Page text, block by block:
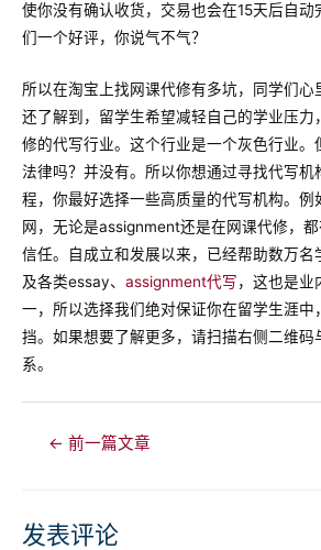
使你没有确认收货，交易也会在15天后自动
们一个好评，你说气不气？
所以在淘宝上找网课代修有多坑，同学们心
还了解到，留学生希望减轻自己的学业压力
修的代写行业。这个行业是一个灰色行业。
法律吗？并没有。所以你想通过寻找代写机
程，你最好选择一些高质量的代写机构。例
网，无论是assignment还是在网课代修，
信任。自成立和发展以来，已经帮助数万名
及各类essay、 assignment代写，这也是业
一，所以选择我们绝对保证你在留学生涯中
挡。如果想要了解更多，请扫描右侧二维码
系。
航
← 前一篇文章
发表评论